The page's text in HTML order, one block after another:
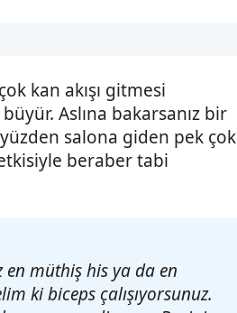
kan akışı gitmesi
Aslına bakarsanız bir
salona giden pek çok
beraber tabi
müthiş his ya da en
ki biceps çalışıyorsunuz.